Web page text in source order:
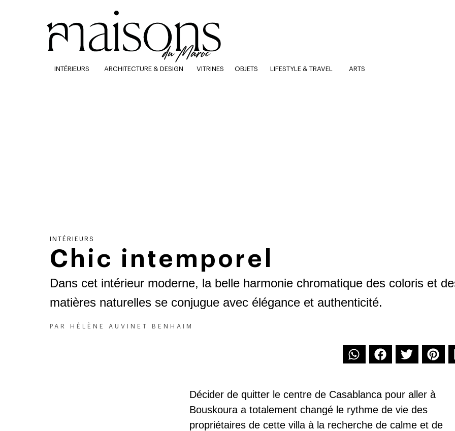
INTÉRIEURS ARCHITECTURE & DESIGN VITRINES OBJETS LIFESTYLE & TRAVEL ARTS
INTÉRIEURS
Chic intemporel
Dans cet intérieur moderne, la belle harmonie chromatique des coloris et
matières naturelles se conjugue avec élégance et authenticité.
PAR HÉLÈNE AUVINET BENHAIM
Décider de quitter le centre de Casablanca pour aller à
Bouskoura a totalement changé le rythme de vie des
propriétaires de cette villa à la recherche de calme et de